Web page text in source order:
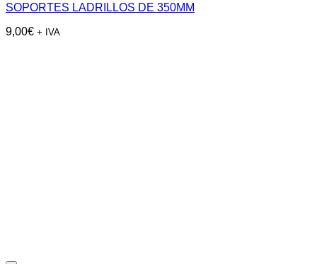
SOPORTES LADRILLOS DE 350MM
9,00€ + IVA